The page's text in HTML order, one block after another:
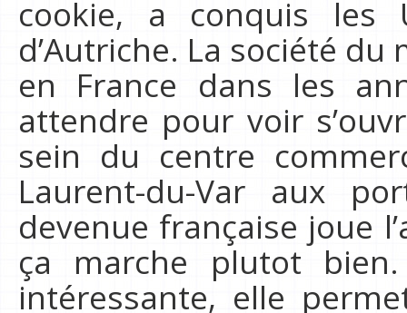
cookie, a conquis les
d’Autriche. La société
en France dans les
attendre pour voir
sein du centre
Laurent-du-Var aux
devenue française joue
ça marche plutot
intéressante, elle